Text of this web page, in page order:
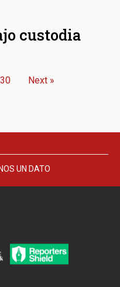
custodia
30 Next »
UN DATO